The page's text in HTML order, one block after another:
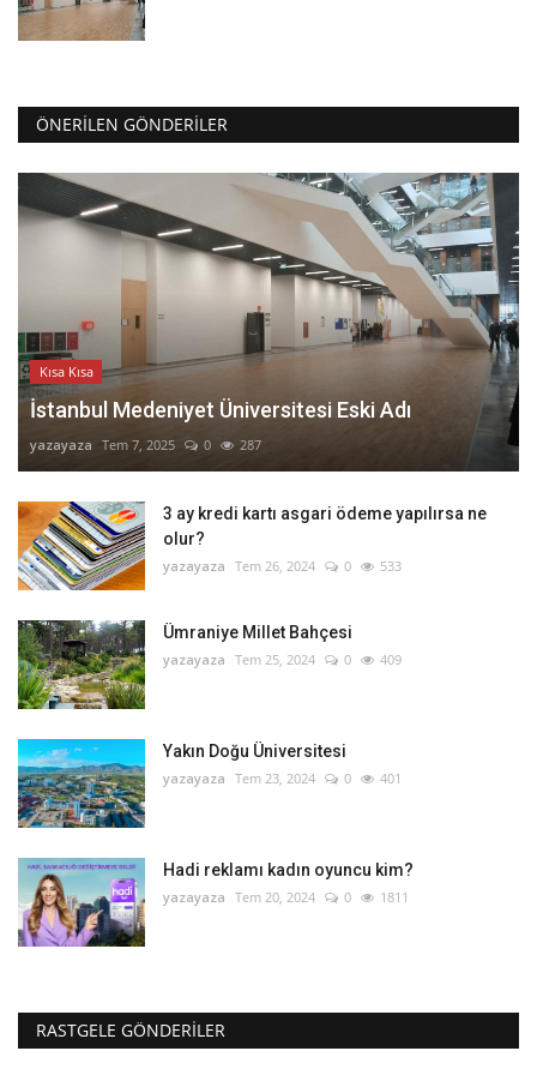
ÖNERILEN GÖNDERILER
Kısa Kısa
İstanbul Medeniyet Üniversitesi Eski Adı
yazayaza Tem 7, 2025 0 287
3 ay kredi kartı asgari ödeme yapılırsa ne
olur?
yazayaza Tem 26, 2024 0 533
Ümraniye Millet Bahçesi
yazayaza Tem 25, 2024 0 409
Yakın Doğu Üniversitesi
yazayaza Tem 23, 2024 0 401
Hadi reklamı kadın oyuncu kim?
yazayaza Tem 20, 2024 0 1811
RASTGELE GÖNDERILER